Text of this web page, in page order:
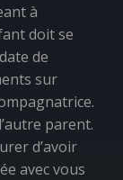
à
doit se
de
sur
parent.
d’avoir
avec vous